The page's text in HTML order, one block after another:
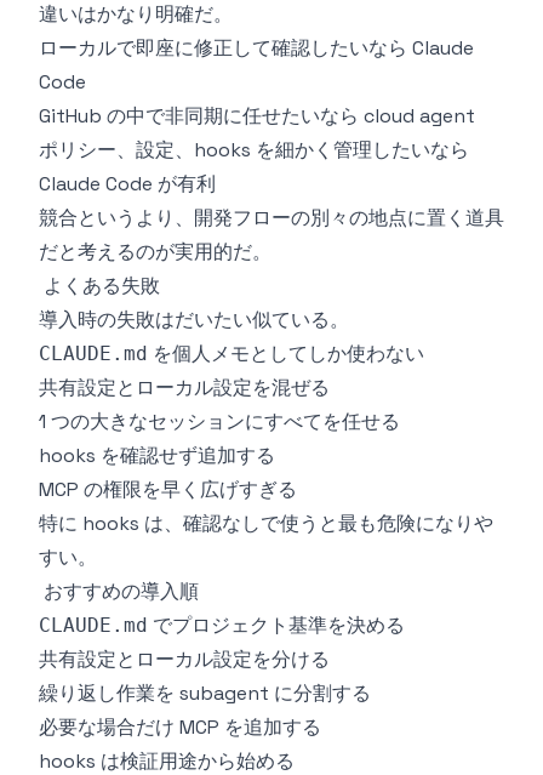
違いはかなり明確だ。
ローカルで即座に修正して確認したいなら Claude
Code
GitHub の中で非同期に任せたいなら cloud agent
ポリシー、設定、hooks を細かく管理したいなら
Claude Code が有利
競合というより、開発フローの別々の地点に置く道具
だと考えるのが実用的だ。
よくある失敗
導入時の失敗はだいたい似ている。
CLAUDE.md を個人メモとしてしか使わない
共有設定とローカル設定を混ぜる
1 つの大きなセッションにすべてを任せる
hooks を確認せず追加する
MCP の権限を早く広げすぎる
特に hooks は、確認なしで使うと最も危険になりや
すい。
おすすめの導入順
CLAUDE.md でプロジェクト基準を決める
共有設定とローカル設定を分ける
繰り返し作業を subagent に分割する
必要な場合だけ MCP を追加する
hooks は検証用途から始める